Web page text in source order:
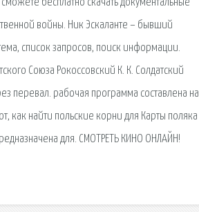
бесплатно скачать документальные
войны. Ник Эскаланте – бывший
список запросов, поиск информации.
Союза Рокоссовский К. К. Солдатский
перевал. рабочая программа составлена на
как найти польские корни для Карты поляка
для. СМОТРЕТЬ КИНО ОНЛАЙН!